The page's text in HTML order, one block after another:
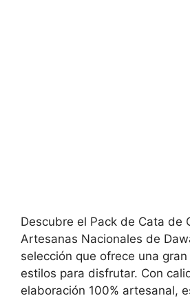
Descubre el Pack de Cata de
Artesanas Nacionales de
selección que ofrece una
estilos para disfrutar. Con
elaboración 100% artesanal,